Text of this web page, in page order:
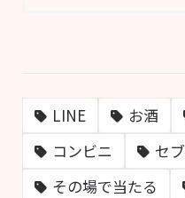
LINE お酒
コンビニ
セ
その場で当たる